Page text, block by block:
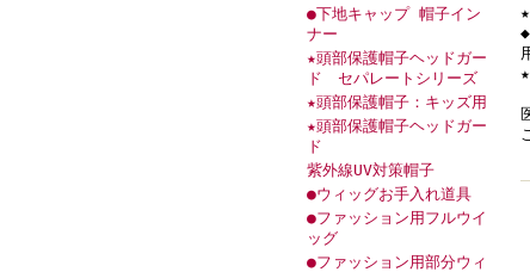
●下地キャップ 帽子イン
ナー
★頭部保護帽子ヘッドガー
ド セパレートシリーズ
★頭部保護帽子：キッズ用
★頭部保護帽子ヘッドガー
ド
紫外線UV対策帽子
●ウィッグお手入れ道具
●ファッション用フルウイ
ッグ
●ファッション用部分ウィ